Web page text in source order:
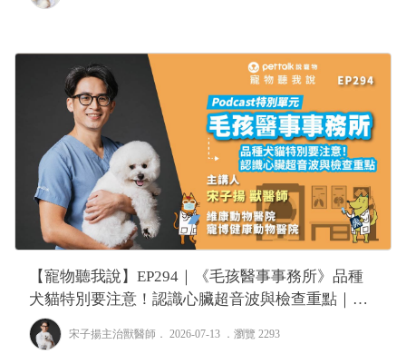
【寵物聽我說】EP294｜《毛孩醫事事務所》品種
犬貓特別要注意！認識心臟超音波與檢查重點｜專
業獸醫—宋子揚
宋子揚主治獸醫師 ． 2026-07-13 ． 瀏覽 2293